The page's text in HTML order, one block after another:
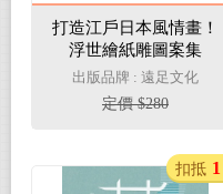
打造江戶日本風情畫！
浮世繪紙雕圖案集
出版品牌 : 遠足文化
定價 $280
扣抵 1